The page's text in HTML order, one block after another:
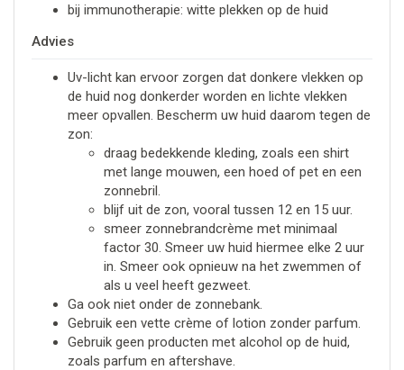
bij immunotherapie: witte plekken op de huid
Advies
Uv-licht kan ervoor zorgen dat donkere vlekken op
de huid nog donkerder worden en lichte vlekken
meer opvallen. Bescherm uw huid daarom tegen de
zon:
draag bedekkende kleding, zoals een shirt
met lange mouwen, een hoed of pet en een
zonnebril.
blijf uit de zon, vooral tussen 12 en 15 uur.
smeer zonnebrandcrème met minimaal
factor 30. Smeer uw huid hiermee elke 2 uur
in. Smeer ook opnieuw na het zwemmen of
als u veel heeft gezweet.
Ga ook niet onder de zonnebank.
Gebruik een vette crème of lotion zonder parfum.
Gebruik geen producten met alcohol op de huid,
zoals parfum en aftershave.